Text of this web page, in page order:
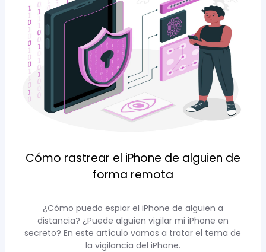
Cómo rastrear el iPhone de alguien de
forma remota
¿Cómo puedo espiar el iPhone de alguien a
distancia? ¿Puede alguien vigilar mi iPhone en
secreto? En este artículo vamos a tratar el tema de
la vigilancia del iPhone.